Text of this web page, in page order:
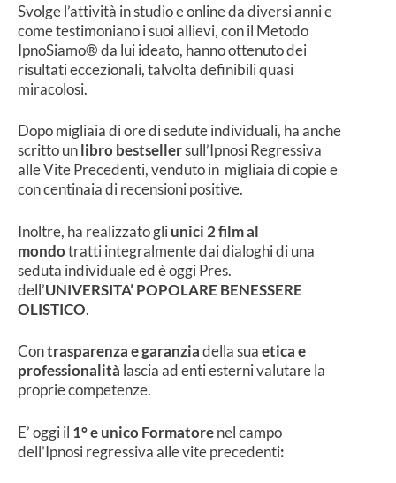
Svolge l’attività in studio e online da diversi anni e
come testimoniano i suoi allievi, con il Metodo
IpnoSiamo® da lui ideato, hanno ottenuto dei
risultati eccezionali, talvolta definibili quasi
miracolosi.
Dopo migliaia di ore di sedute individuali, ha anche
scritto unlibro bestsellersull’Ipnosi Regressiva
alle Vite Precedenti, venduto in migliaia di copie e
con centinaia di recensioni positive.
Inoltre, ha realizzato gliunici 2film al
mondotratti integralmente dai dialoghi di una
seduta individuale ed è oggi Pres.
dell’UNIVERSITA’ POPOLARE BENESSERE
OLISTICO.
Contrasparenza e garanziadella suaetica e
professionalità lascia ad enti esterni valutare la
proprie competenze.
E’ oggi il 1° e unico Formatorenel campo
dell’Ipnosi regressiva alle vite precedenti: